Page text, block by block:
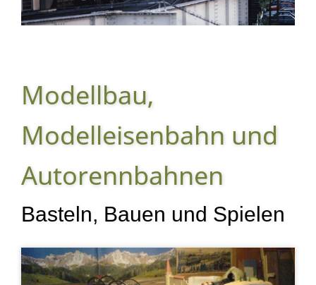
Modellbau,
Modelleisenbahn und
Autorennbahnen
Basteln, Bauen und Spielen